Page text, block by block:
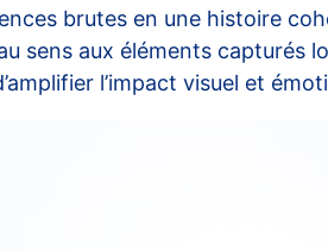
brutes en une histoire
sens aux éléments capturés
l’impact visuel et